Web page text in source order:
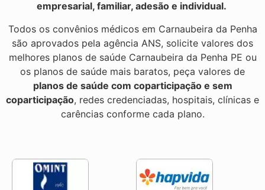
empresarial, familiar, adesão e individual.
Todos os convênios médicos em Carnaubeira da Penha
são aprovados pela agência ANS, solicite valores dos
melhores planos de saúde Carnaubeira da Penha PE ou
os planos de saúde mais baratos, peça valores de
planos de saúde com coparticipação e sem
coparticipação, redes credenciadas, hospitais, clínicas e
carências conforme cada plano.